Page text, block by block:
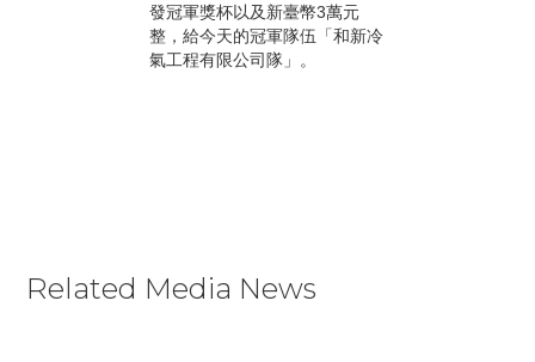
發冠軍獎杯以及新臺幣3萬元
整，給今天的冠軍隊伍「和新冷
氣工程有限公司隊」。
Related Media News